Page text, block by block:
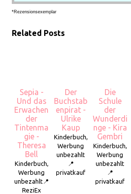
*Rezensionsexemplar
Related Posts
Sepia -
Und das
Erwachen
der
Tintenma
gie -
Theresa
Bell
Kinderbuch,
Werbung
unbezahlt📍
ReziEx
Der
Buchstab
enpirat -
Ulrike
Kaup
Kinderbuch,
Werbung
unbezahlt
📍
privatkauf
Die
Schule
der
Wunderdi
nge - Kira
Gembri
Kinderbuch,
Werbung
unbezahlt
📍
privatkauf